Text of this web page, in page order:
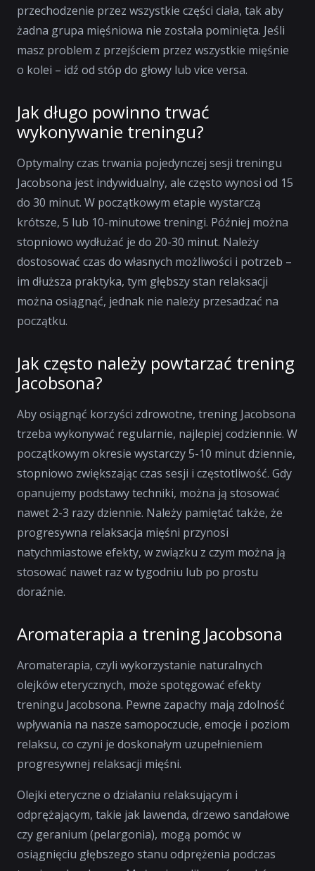
przechodzenie przez wszystkie części ciała, tak aby
żadna grupa mięśniowa nie została pominięta. Jeśli
masz problem z przejściem przez wszystkie mięśnie
o kolei – idź od stóp do głowy lub vice versa.
Jak długo powinno trwać
wykonywanie treningu?
Optymalny czas trwania pojedynczej sesji treningu
Jacobsona jest indywidualny, ale często wynosi od 15
do 30 minut. W początkowym etapie wystarczą
krótsze, 5 lub 10-minutowe treningi. Później można
stopniowo wydłużać je do 20-30 minut. Należy
dostosować czas do własnych możliwości i potrzeb –
im dłuższa praktyka, tym głębszy stan relaksacji
można osiągnąć, jednak nie należy przesadzać na
początku.
Jak często należy powtarzać trening
Jacobsona?
Aby osiągnąć korzyści zdrowotne, trening Jacobsona
trzeba wykonywać regularnie, najlepiej codziennie. W
początkowym okresie wystarczy 5-10 minut dziennie,
stopniowo zwiększając czas sesji i częstotliwość. Gdy
opanujemy podstawy techniki, można ją stosować
nawet 2-3 razy dziennie. Należy pamiętać także, że
progresywna relaksacja mięśni przynosi
natychmiastowe efekty, w związku z czym można ją
stosować nawet raz w tygodniu lub po prostu
doraźnie.
Aromaterapia a trening Jacobsona
Aromaterapia, czyli wykorzystanie naturalnych
olejków eterycznych, może spotęgować efekty
treningu Jacobsona. Pewne zapachy mają zdolność
wpływania na nasze samopoczucie, emocje i poziom
relaksu, co czyni je doskonałym uzupełnieniem
progresywnej relaksacji mięśni.
Olejki eteryczne o działaniu relaksującym i
odprężającym, takie jak lawenda, drzewo sandałowe
czy geranium (pelargonia), mogą pomóc w
osiągnięciu głębszego stanu odprężenia podczas